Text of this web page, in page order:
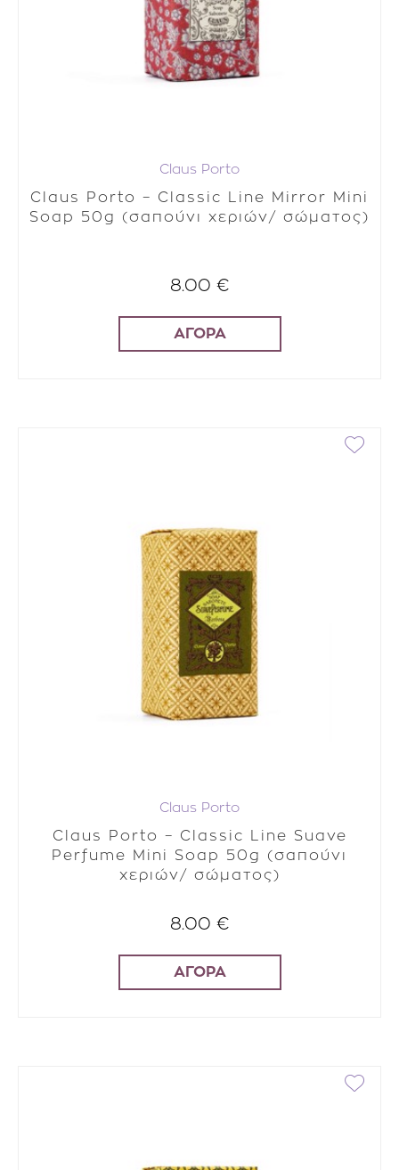
Claus Porto
Claus Porto – Classic Line Mirror Mini
Soap 50g (σαπούνι χεριών/ σώματος)
8.00 €
ΑΓΟΡΑ
Claus Porto
Claus Porto – Classic Line Suave
Perfume Mini Soap 50g (σαπούνι
χεριών/ σώματος)
8.00 €
ΑΓΟΡΑ